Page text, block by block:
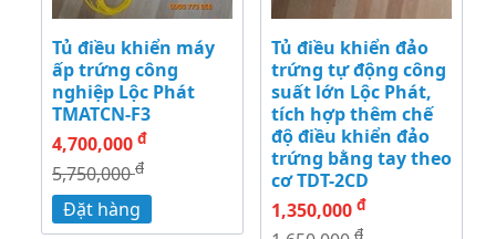
Tủ điều khiển máy
ấp trứng công
nghiệp Lộc Phát
TMATCN-F3
4,700,000 đ
5,750,000đ
Đặt hàng
Tủ điều khiển đảo
trứng tự động công
suất lớn Lộc Phát,
tích hợp thêm chế
độ điều khiển đảo
trứng bằng tay theo
cơ TDT-2CD
1,350,000 đ
đ